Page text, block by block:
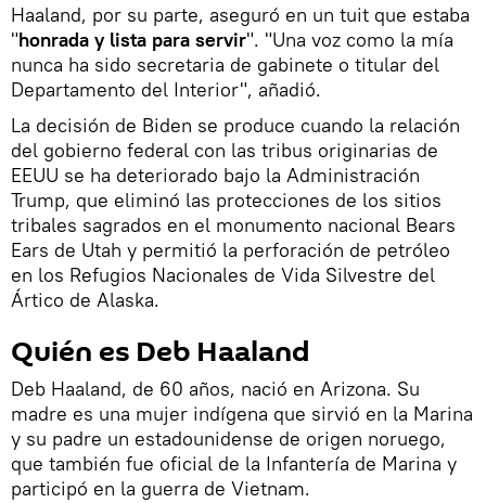
Haaland, por su parte, aseguró en un tuit que estaba
"honrada y lista para servir". "Una voz como la mía
nunca ha sido secretaria de gabinete o titular del
Departamento del Interior", añadió.
La decisión de Biden se produce cuando la relación
del gobierno federal con las tribus originarias de
EEUU se ha deteriorado bajo la Administración
Trump, que eliminó las protecciones de los sitios
tribales sagrados en el monumento nacional Bears
Ears de Utah y permitió la perforación de petróleo
en los Refugios Nacionales de Vida Silvestre del
Ártico de Alaska.
Quién es Deb Haaland
Deb Haaland, de 60 años, nació en Arizona. Su
madre es una mujer indígena que sirvió en la Marina
y su padre un estadounidense de origen noruego,
que también fue oficial de la Infantería de Marina y
participó en la guerra de Vietnam.